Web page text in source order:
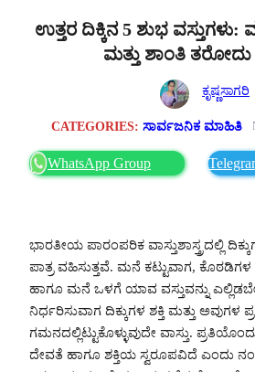
ಉತ್ತರ ದಿಕ್ಕಿನ 5 ಶುಭ
ಮತ್ತು ಶಾಂತಿ ತರೋದು
ಕೃಷ್ಣಸಾಗರಿ
CATEGORIES: ಸಾರ್ವಜನಿಕ ಮಾಹಿತಿ
WhatsApp Group
ಭಾರತೀಯ ಪಾರಂಪರಿಕ ವಾಸ್ತುಶಾಸ್ತ್ರದಲ್ಲಿ
ಪಾತ್ರ ವಹಿಸುತ್ತವೆ. ಮನೆ ಕಟ್ಟುವಾಗ,
ಹಾಗೂ ಮನೆ ಒಳಗೆ ಯಾವ ವಸ್ತುವನ್ನು
ನಿರ್ಧರಿಸುವಾಗ ದಿಕ್ಕುಗಳ ಶಕ್ತಿ ಮತ್ತು ಅವುಗಳ
ಗಮನದಲ್ಲಿಟ್ಟುಕೊಳ್ಳುವುದೇ ವಾಸ್ತು.
ದೇವತೆ ಹಾಗೂ ಶಕ್ತಿಯ ಸ್ವರೂಪವಿದೆ ಎಂದು